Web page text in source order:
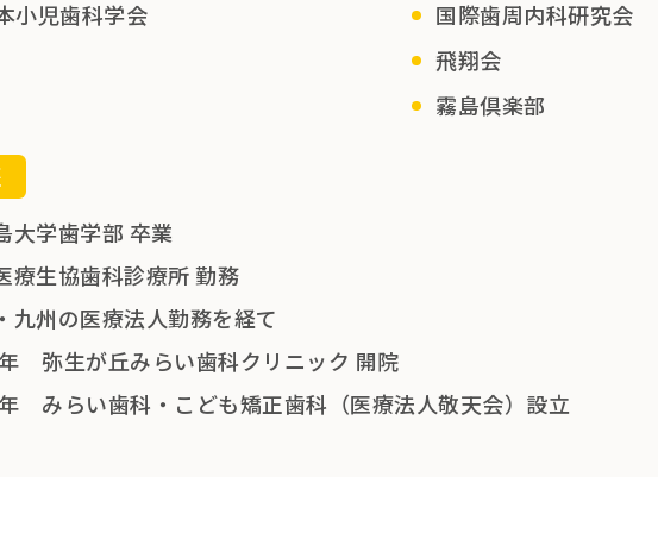
小児歯科学会
国際歯周内科研究会
飛翔会
霧島倶楽部
大学歯学部 卒業
療生協歯科診療所 勤務
九州の医療法人勤務を経て
弥生が丘みらい歯科クリニック 開院
みらい歯科・こども矯正歯科（医療法人敬天会）設立